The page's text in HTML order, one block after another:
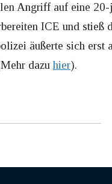
Angriff auf eine
ICE und
äußerte sich erst
dazuhier).